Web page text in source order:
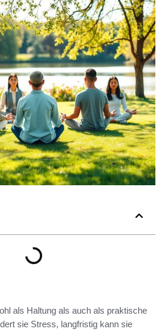
als Haltung als auch als praktische
sie Stress, langfristig kann sie